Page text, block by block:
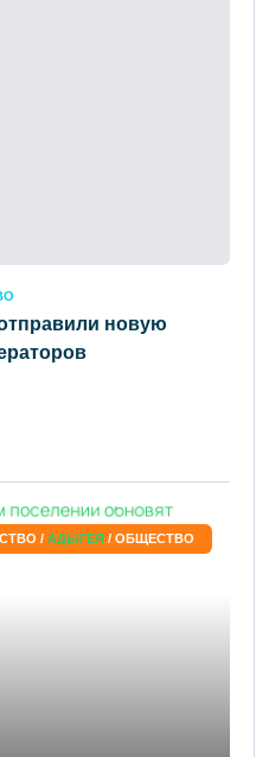
новую
/ АДЫГЕЯ / ОБЩЕСТВО